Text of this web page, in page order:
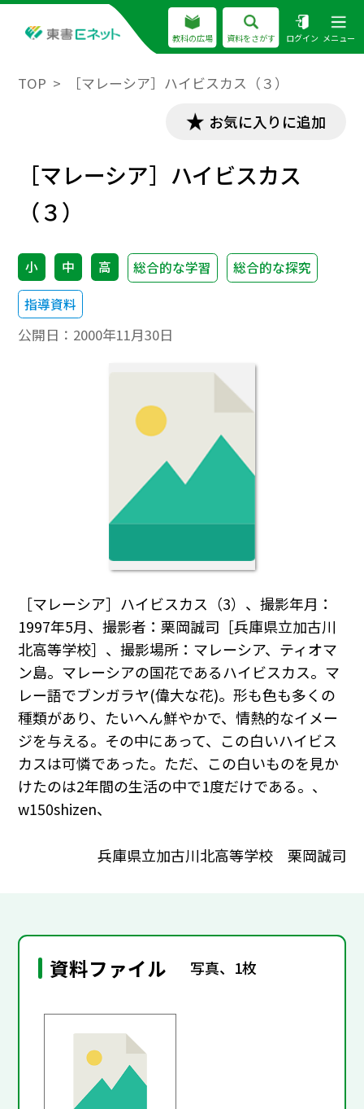
教科の広場 資料をさがす ログイン メニュー
TOP ［マレーシア］ハイビスカス（３）
お気に入りに追加
［マレーシア］ハイビスカス
（３）
小 中 高 総合的な学習
総合的な探究
指導資料
公開日： 2000年11月30日
［マレーシア］ハイビスカス（3）、撮影年月：
1997年5月、撮影者：栗岡誠司［兵庫県立加古川
北高等学校］、撮影場所：マレーシア、ティオマ
ン島。マレーシアの国花であるハイビスカス。マ
レー語でブンガラヤ(偉大な花)。形も色も多くの
種類があり、たいへん鮮やかで、情熱的なイメー
ジを与える。その中にあって、この白いハイビス
カスは可憐であった。ただ、この白いものを見か
けたのは2年間の生活の中で1度だけである。、
w150shizen、
兵庫県立加古川北高等学校 栗岡誠司
資料ファイル 写真、1枚